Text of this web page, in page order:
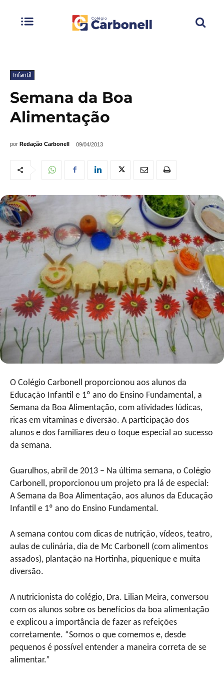
Infantil
Semana da Boa
Alimentação
por Redação Carbonell 09/04/2013
O Colégio Carbonell proporcionou aos alunos da
Educação Infantil e 1º ano do Ensino Fundamental, a
Semana da Boa Alimentação, com atividades lúdicas,
ricas em vitaminas e diversão. A participação dos
alunos e dos familiares deu o toque especial ao sucesso
da semana.
Guarulhos, abril de 2013 – Na última semana, o Colégio
Carbonell, proporcionou um projeto pra lá de especial:
A Semana da Boa Alimentação, aos alunos da Educação
Infantil e 1º ano do Ensino Fundamental.
A semana contou com dicas de nutrição, vídeos, teatro,
aulas de culinária, dia de Mc Carbonell (com alimentos
assados), plantação na Hortinha, piquenique e muita
diversão.
A nutricionista do colégio, Dra. Lilian Meira, conversou
com os alunos sobre os benefícios da boa alimentação
e explicou a importância de fazer as refeições
corretamente. “Somos o que comemos e, desde
pequenos é possível entender a maneira correta de se
alimentar.”